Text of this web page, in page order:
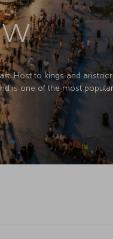
Host to kings and
is one of the most